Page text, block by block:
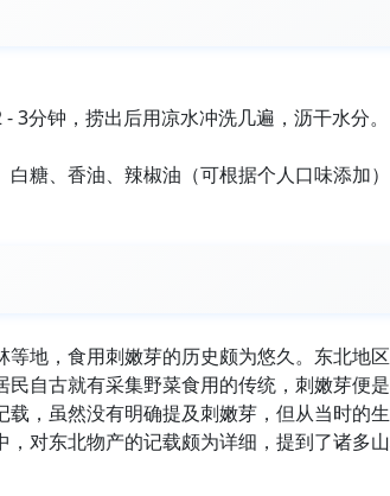
分钟，捞出后用凉水冲洗几遍，沥干水分。
糖、香油、辣椒油（可根据个人口味添加
地，食用刺嫩芽的历史颇为悠久。东北地
自古就有采集野菜食用的传统，刺嫩芽便
，虽然没有明确提及刺嫩芽，但从当时的
对东北物产的记载颇为详细，提到了诸多山